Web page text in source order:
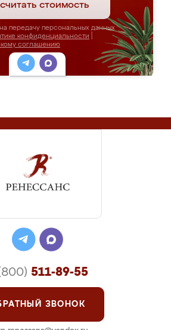
стоимость
передачу персональных данных
конфиденциальности
соглашению
511-89-55
ЗВОНОК